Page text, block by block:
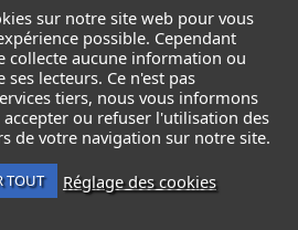
sur notre site web pour vous
possible. Cependant
collecte aucune information ou
lecteurs. Ce n'est pas
tiers, nous vous informons
ou refuser l'utilisation des
de votre navigation sur notre site.
TOUT Réglage des cookies
Enix Ltd.
- LEGACY OF ATLANTIS
- FILMS - CONTACT-
LÉGALES / CGU-
sur les réseaux :